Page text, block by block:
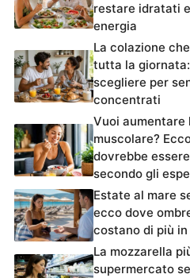
restare idratati
energia
La colazione
tutta la
scegliere per
concentrati
Vuoi aumentare
muscolare?
dovrebbe
secondo gli
Estate al mare
ecco dove
costano di più
La mozzarella
supermercato